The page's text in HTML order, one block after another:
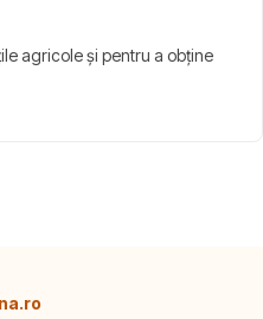
agricole și pentru a obține